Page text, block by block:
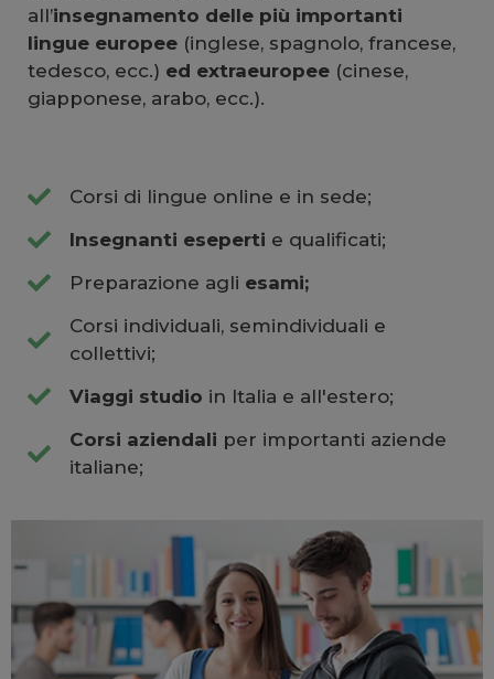
all’insegnamento delle più importanti
lingue europee (inglese, spagnolo, francese,
tedesco, ecc.) ed extraeuropee (cinese,
giapponese, arabo, ecc.).
Corsi di lingue online e in sede;
Insegnanti eseperti e qualificati;
Preparazione agli esami;
Corsi individuali, semindividuali e
collettivi;
Viaggi studio in Italia e all'estero;
Corsi aziendali per importanti aziende
italiane;